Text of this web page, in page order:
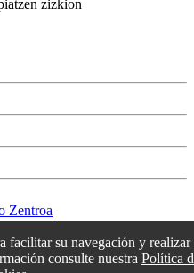
zizkion
Zentroa
69 30 41 / xenpelar [a bildua]
politika/ Cookie politika
facilitar su navegación y realizar
consulte nuestra Política